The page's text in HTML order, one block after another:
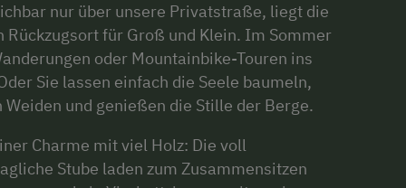
nur über unsere Privatstraße, liegt die
für Groß und Klein. Im Sommer
oder Mountainbike-Touren ins
Sie lassen einfach die Seele baumeln,
und genießen die Stille der Berge.
Charme mit viel Holz: Die voll
Stube laden zum Zusammensitzen